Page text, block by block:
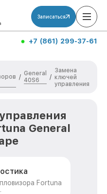
Записаться
+7 (861) 299-37-61
/
General
40S6
/
Замена
ключей
управления
General
Fortuna